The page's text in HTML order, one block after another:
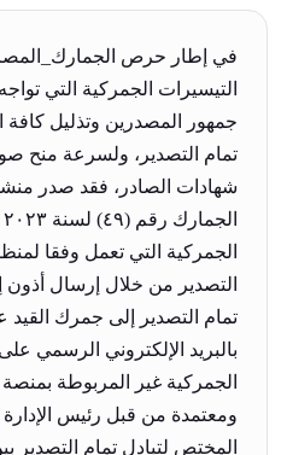
في إطار حرص
التيسيرات الجمركية التي
جمهور المصدرين وتذليل
تمام التصدير، ولسرعة منح
شهادات الصادر، فقد صدر
الجمركية التي تعمل وفقا
التصدير من خلال إرسال أذون
تمام التصدير إلى جمرك القيد
بالبريد الإلكتروني الرسمي
الجمركية غير المربوطة
ومعتمدة من قبل رئيس الإدارة
المختص لتبادل تمام التصدير